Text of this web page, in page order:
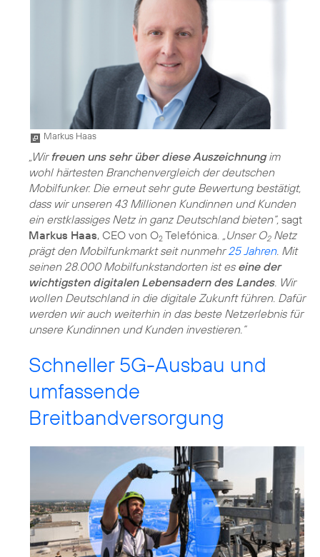
Markus Haas
„Wirfreuen uns sehr über diese Auszeichnungim
wohl härtesten Branchenvergleich der deutschen
Mobilfunker. Die erneut sehr gute Bewertung bestätigt,
dass wir unseren 43 Millionen Kundinnen und Kunden
ein erstklassiges Netz in ganz Deutschland bieten“, sagt
Markus Haas, CEO von O2 Telefónica. „Unser O2Netz
prägt den Mobilfunkmarkt seit nunmehr25 Jahren. Mit
seinen 28.000 Mobilfunkstandorten ist es eine der
wichtigsten digitalen Lebensadern des Landes. Wir
wollen Deutschland in die digitale Zukunft führen. Dafür
werden wir auch weiterhin in das beste Netzerlebnis für
unsere Kundinnen und Kunden investieren.“
Schneller 5G-Ausbau und
umfassende
Breitbandversorgung